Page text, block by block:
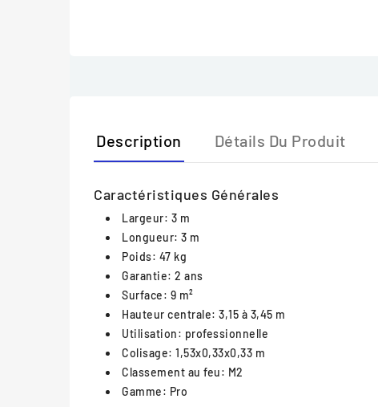
Description Détails Du Produit
Caractéristiques Générales
Largeur: 3 m
Longueur: 3 m
Poids: 47 kg
Garantie: 2 ans
Surface: 9 m²
Hauteur centrale: 3,15 à 3,45 m
Utilisation: professionnelle
Colisage: 1,53x0,33x0,33 m
Classement au feu: M2
Gamme: Pro